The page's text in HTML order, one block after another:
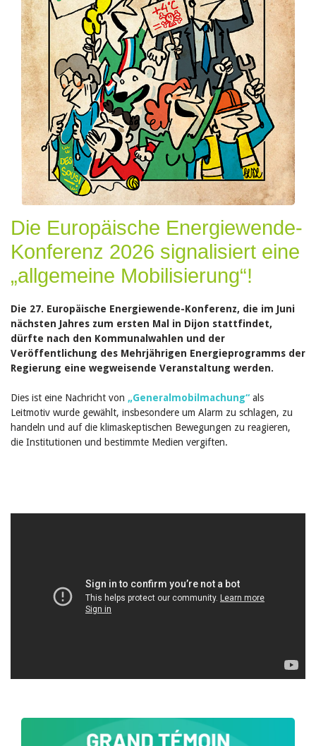
Die Europäische Energiewende-
Konferenz 2026 signalisiert eine
„allgemeine Mobilisierung“!
Die 27. Europäische Energiewende-Konferenz, die im Juni
nächsten Jahres zum ersten Mal in Dijon stattfindet,
dürfte nach den Kommunalwahlen und der
Veröffentlichung des Mehrjährigen Energieprogramms der
Regierung eine wegweisende Veranstaltung werden.
Dies ist eine Nachricht von „Generalmobilmachung“ als
Leitmotiv wurde gewählt, insbesondere um Alarm zu schlagen, zu
handeln und auf die klimaskeptischen Bewegungen zu reagieren,
die Institutionen und bestimmte Medien vergiften.